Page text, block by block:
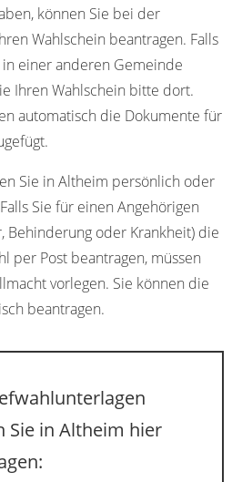
können Sie bei der
Wahlschein beantragen. Falls
einer anderen Gemeinde
Ihren Wahlschein bitte dort.
automatisch die Dokumente für
Sie in Altheim persönlich oder
Sie für einen Angehörigen
Behinderung oder Krankheit) die
per Post beantragen, müssen
vorlegen. Sie können die
beantragen.
Sie in Altheim hier